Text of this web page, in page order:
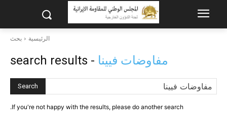
الرئيسية بحث
مفاوضات فيينا - search results
Search
If you're not happy with the results, please do another search.